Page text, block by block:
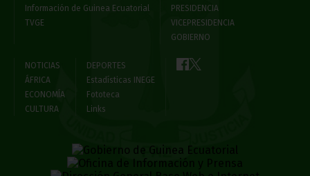
Información de Guinea Ecuatorial
TVGE
PRESIDENCIA
VICEPRESIDENCIA
GOBIERNO
NOTICIAS
ÁFRICA
ECONOMÍA
CULTURA
DEPORTES
Estadísticas INEGE
Fototeca
Links